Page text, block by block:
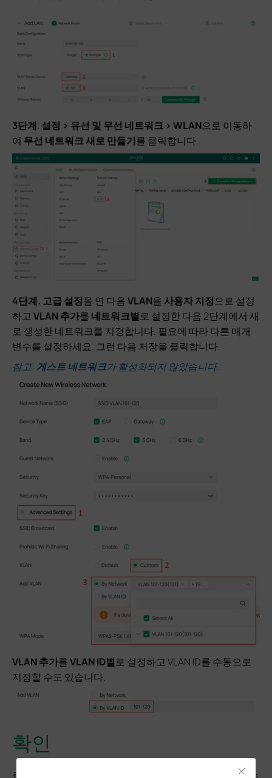
3단계. 설정 > 유선 및 무선 네트워크 > WLAN으로 이동하
여 무선 네트워크 새로 만들기를 클릭합니다.
4단계. 고급 설정을 연 다음VLAN을 사용자 지정으로 설정
하고VLAN 추가를 네트워크별로 설정한 다음 2단계에서 새
로 생성한 네트워크를 지정합니다. 필요에 따라 다른 매개
변수를 설정하세요. 그런 다음 저장을 클릭합니다.
참고:게스트 네트워크가 활성화되지 않았습니다.
VLAN 추가를VLAN ID별로 설정하고 VLAN ID를 수동으로
지정할 수도 있습니다.
확인
Close